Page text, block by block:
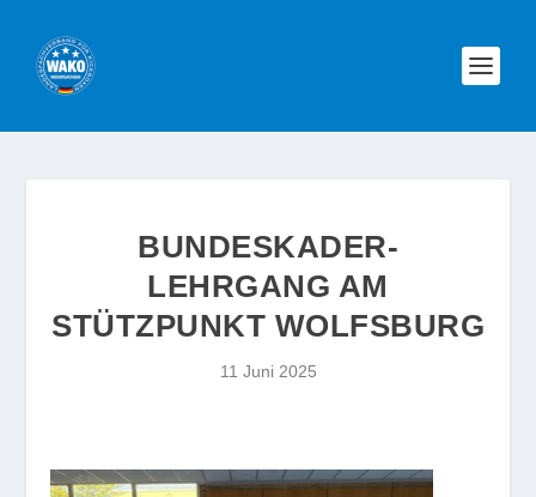
BUNDESKADER-
LEHRGANG AM
STÜTZPUNKT WOLFSBURG
11 Juni 2025